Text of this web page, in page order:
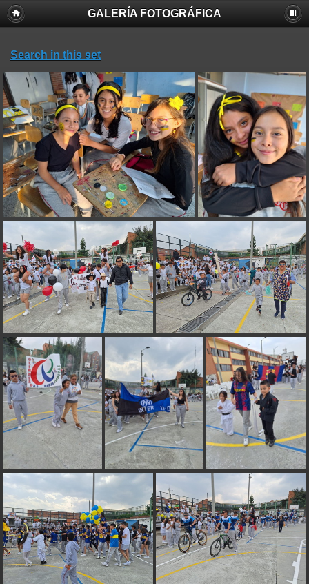
GALERÍA FOTOGRÁFICA
Search in this set